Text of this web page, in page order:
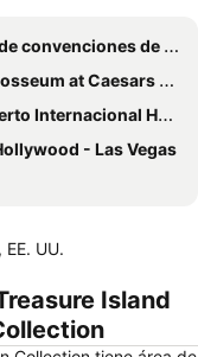
de Las Vegas
at Caesars Palace
Internacional Harry Reid
- Las Vegas
Café Las Vegas Strip
Bellagio
UU.
Island